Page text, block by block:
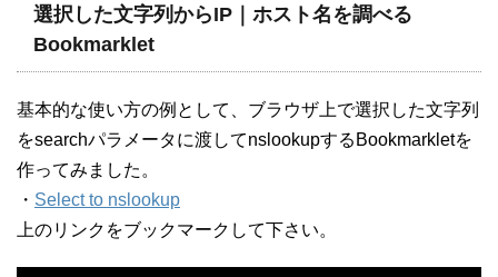
選択した文字列からIP｜ホスト名を調べる
Bookmarklet
基本的な使い方の例として、ブラウザ上で選択した文字列
をsearchパラメータに渡してnslookupするBookmarkletを
作ってみました。
・ Select to nslookup
上のリンクをブックマークして下さい。